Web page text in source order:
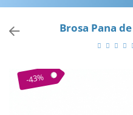
Bratari
Coliere
Tiare
Destinatari
Brosa Pana
-43%